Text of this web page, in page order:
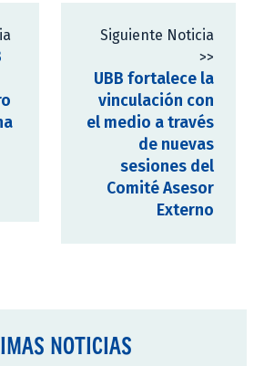
Siguiente Noticia
>>
UBB fortalece la
vinculación con
el medio a través
de nuevas
sesiones del
Comité Asesor
Externo
NOTICIAS